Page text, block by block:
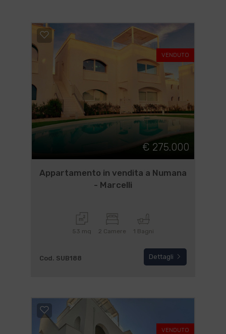
VENDUTO
€ 275.000
Appartamento in vendita a Numana
- Marcelli
53 mq 2 Camere 1 Bagni
Cod. SUB188 Dettagli
VENDUTO